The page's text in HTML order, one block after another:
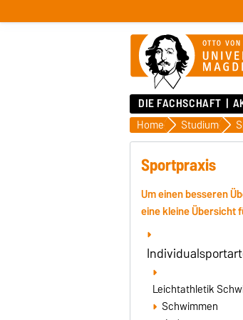
DIE FACHSCHAFT
Home Studium
Sportpraxis
Um einen besseren
eine kleine Übersicht
Leichtathletik
Schwimmen